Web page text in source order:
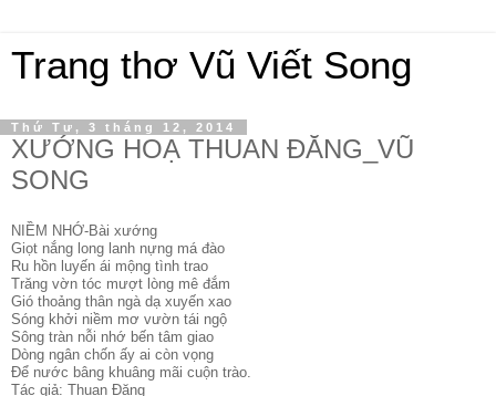
Trang thơ Vũ Viết Song
Thứ Tư, 3 tháng 12, 2014
XƯỚNG HOẠ THUAN ĐĂNG_VŨ
SONG
NIỀM NHỚ-Bài xướng
Giọt nắng long lanh nựng má đào
Ru hồn luyến ái mộng tình trao
Trăng vờn tóc mượt lòng mê đắm
Gió thoảng thân ngà dạ xuyến xao
Sóng khởi niềm mơ vườn tái ngộ
Sông tràn nỗi nhớ bến tâm giao
Dòng ngân chốn ấy ai còn vọng
Để nước bâng khuâng mãi cuộn trào.
Tác giả: Thuan Đăng